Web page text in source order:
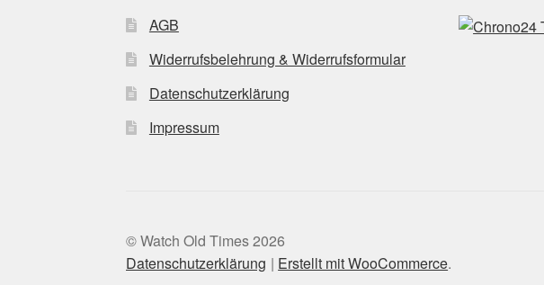
AGB
Widerrufsbelehrung & Widerrufsformular
Datenschutzerklärung
Impressum
© Watch Old Times 2026
Datenschutzerklärung
Erstellt mit WooCommerce.